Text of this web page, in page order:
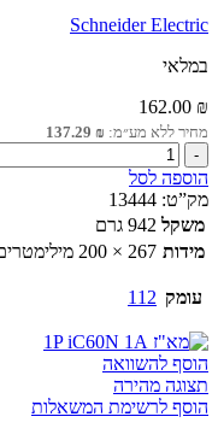
Schneider Electric
במלאי
162.00 ₪
מחיר ללא מע״מ: 137.29 ₪
כמות
של
לוח
מוגן
מים
12
שורה
הוספה לסל
מק”ט: 13444
משקל 942 גרם
מידות 267 × 200 מילימטרים
עומק 112
הוסף להשוואה
תצוגה מהירה
הוסף לרשימת המשאלות